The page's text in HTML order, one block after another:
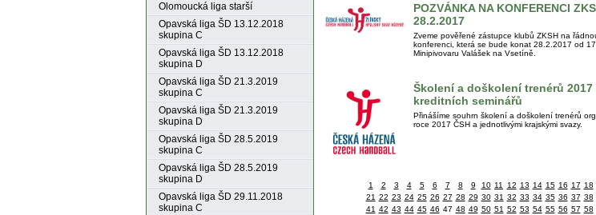
Olomoucká liga starší
Opavská liga ŠD 13.12.2018
skupina C
Opavská liga ŠD 13.12.2018
skupina D
Opavská liga ŠD 21.3.2019
skupina C
Opavská liga ŠD 21.3.2019
skupina D
Opavská liga ŠD 28.5.2019
skupina C
Opavská liga ŠD 28.5.2019
skupina D
Opavská liga ŠD 29.11.2018
skupina C
POZVÁNKA NA KONFERENCI
28.2.2017
Zveme pověřené zástupce klubů ZKSH na
konferenci, která se bude konat 28.2.2017 od
Minipivovaru Valášek na Vsetíně.
Školení a doškolení trenérů 2017
kreditních seminářů
Přinášíme souhrn školení a doškolení trenérů
roce 2017 ČSH a jednotlivými krajskými svazy.
1
2 3 4 5 6 7 8 9 10 11 12 13 14 15 16 17 18
21 22 23 24 25 26 27 28 29 30 31 32 33 34 35 36 37 38
41 42 43 44 45 46 47 48 49 50 51 52 53 54 55 56 57 58